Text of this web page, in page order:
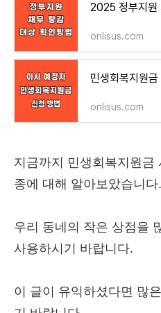
onlisus.com
onlisus.com
지금까지 민생회복지원금
종에 대해 알아보았습니다.
우리 동네의 작은 상점을
사용하시기 바랍니다.
이 글이 유익하셨다면 많